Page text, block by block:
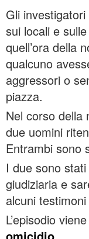
Gli
sui locali e
quell’ora della
qualcuno
aggressori o
piazza.
Nel corso della
due uomini
Entrambi sono
I due sono
giudiziaria e
alcuni
L’episodio